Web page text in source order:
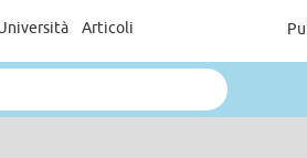
Articoli